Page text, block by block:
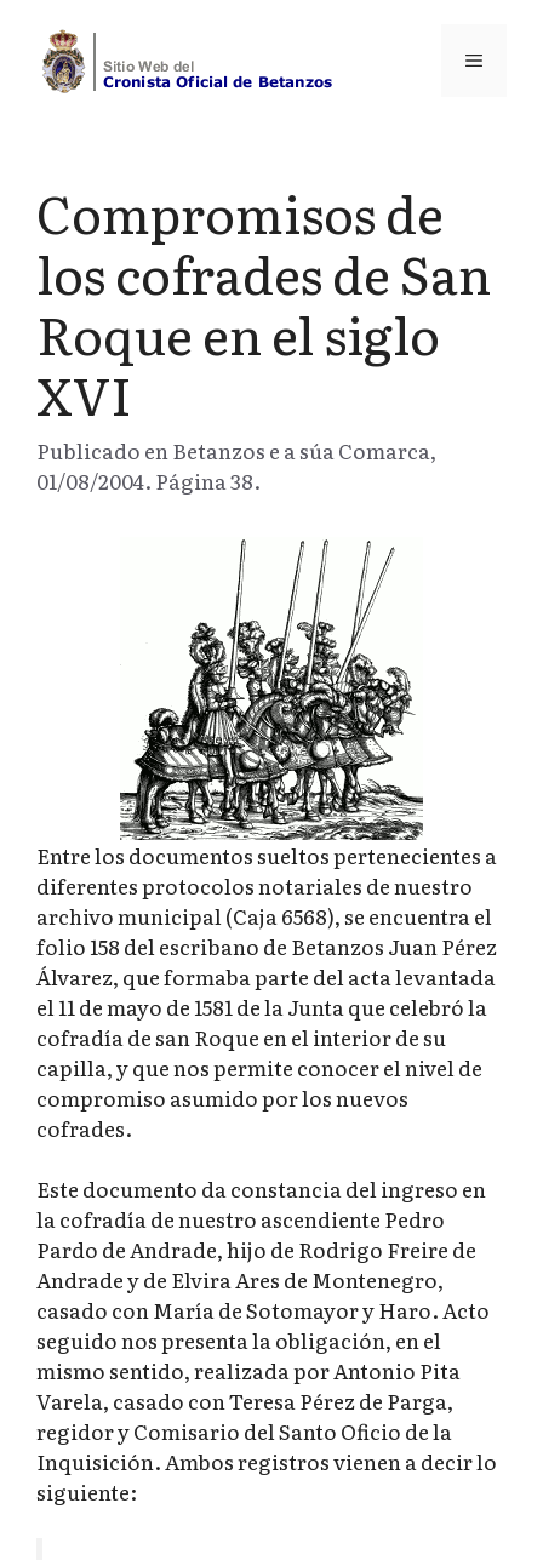
contenido
Menú
Compromisos de
los cofrades de San
Roque en el siglo
XVI
Publicado en Betanzos e a súa Comarca,
01/08/2004. Página 38.
Entre los documentos sueltos pertenecientes a
diferentes protocolos notariales de nuestro
archivo municipal (Caja 6568), se encuentra el
folio 158 del escribano de Betanzos Juan Pérez
Álvarez, que formaba parte del acta levantada
el 11 de mayo de 1581 de la Junta que celebró la
cofradía de san Roque en el interior de su
capilla, y que nos permite conocer el nivel de
compromiso asumido por los nuevos
cofrades.
Este documento da constancia del ingreso en
la cofradía de nuestro ascendiente Pedro
Pardo de Andrade, hijo de Rodrigo Freire de
Andrade y de Elvira Ares de Montenegro,
casado con María de Sotomayor y Haro. Acto
seguido nos presenta la obligación, en el
mismo sentido, realizada por Antonio Pita
Varela, casado con Teresa Pérez de Parga,
regidor y Comisario del Santo Oficio de la
Inquisición. Ambos registros vienen a decir lo
siguiente: